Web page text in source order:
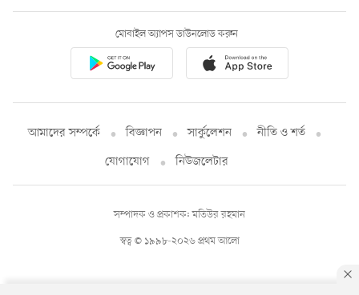
মোবাইল অ্যাপস ডাউনলোড করুন
আমাদের সম্পর্কে বিজ্ঞাপন সার্কুলেশন
নীতি ও শর্ত
যোগাযোগ
নিউজলেটার
স্বত্ব © ১৯৯৮-২০২৬ প্রথম আলো
সম্পাদক ও প্রকাশক: মতিউর রহমান